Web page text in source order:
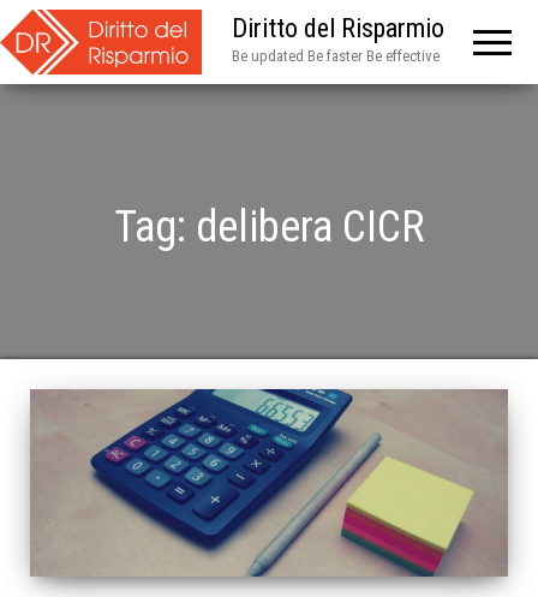
Diritto del Risparmio
Be updated Be faster Be effective
Tag: delibera CICR